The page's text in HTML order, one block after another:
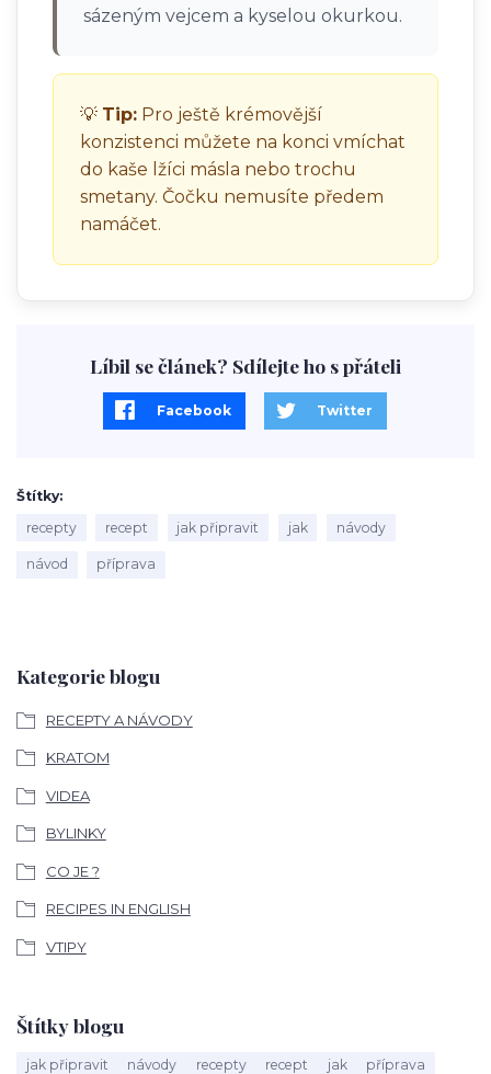
Kategorie blogu
RECEPTY A NÁVODY
KRATOM
VIDEA
BYLINKY
CO JE ?
RECIPES IN ENGLISH
VTIPY
Štítky blogu
jak připravit návody recepty recept jak
příprava
sázeným vejcem a kyselou okurkou.
💡 Tip: Pro ještě krémovější
konzistenci můžete na konci vmíchat
do kaše lžíci másla nebo trochu
smetany. Čočku nemusíte předem
namáčet.
Líbil se článek? Sdílejte ho s přáteli
Facebook Twitter
Štítky
recepty
recept jak připravit jak návody
návod příprava